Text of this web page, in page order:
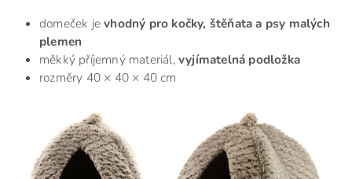
domeček jevhodný pro kočky, štěňata a psy malých
plemen
měkký příjemný materiál,vyjímatelná podložka
rozměry 40 × 40 × 40 cm